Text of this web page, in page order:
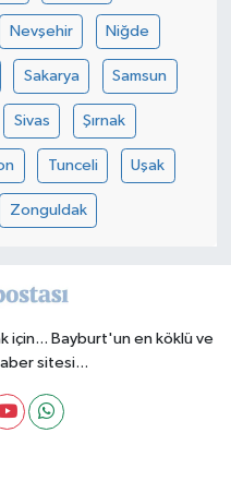
Nevşehir Niğde
Sakarya Samsun
Sivas Şırnak
Tunceli Uşak
Zonguldak
için... Bayburt'un en köklü ve
sitesi...